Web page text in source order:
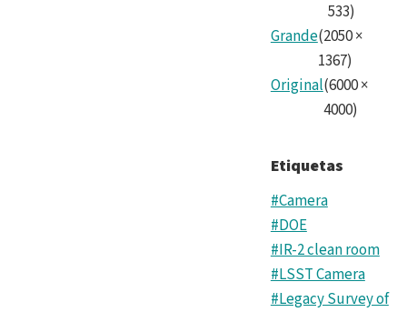
533)
Grande(2050×
1367)
Original(6000×
4000)
Etiquetas
#Camera
#DOE
#IR-2 clean room
#LSST Camera
#Legacy Survey of